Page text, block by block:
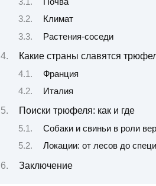
Климат
Растения-соседи
Какие страны славятся
Франция
Италия
Поиски трюфеля: как и где
Собаки и свиньи в роли
Локации: от лесов до
Заключение